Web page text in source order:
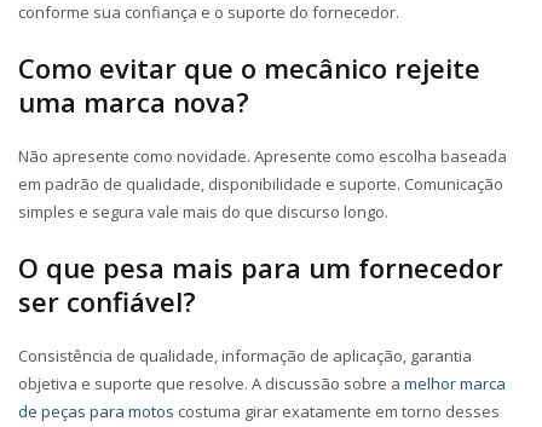
conforme sua confiança e o suporte do fornecedor.
Como evitar que o mecânico rejeite
uma marca nova?
Não apresente como novidade. Apresente como escolha baseada
em padrão de qualidade, disponibilidade e suporte. Comunicação
simples e segura vale mais do que discurso longo.
O que pesa mais para um fornecedor
ser confiável?
Consistência de qualidade, informação de aplicação, garantia
objetiva e suporte que resolve. A discussão sobre a melhor marca
de peças para motos costuma girar exatamente em torno desses